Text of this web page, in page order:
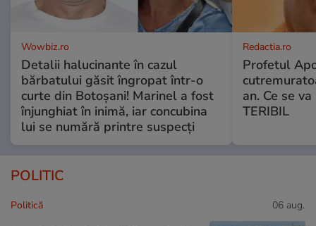
Wowbiz.ro
Detalii halucinante în cazul
bărbatului găsit îngropat într-o
curte din Botoșani! Marinel a fost
înjunghiat în inimă, iar concubina
lui se numără printre suspecți
Redactia.ro
Profetul
an. Ce se
TERIBIL
POLITIC
Politică 06 aug.